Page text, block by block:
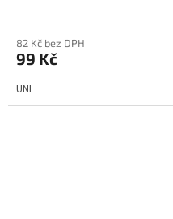
82 Kč bez DPH
99 Kč
UNI